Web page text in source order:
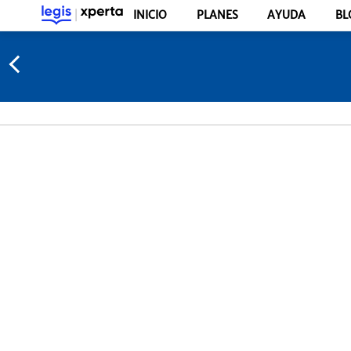
INICIO PLANES AYUDA